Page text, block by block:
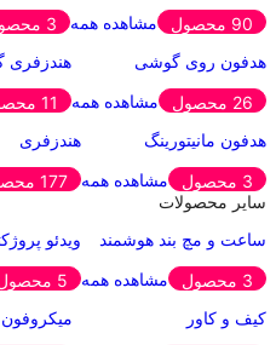
90 محصول
مشاهده همه
3 محصول
هدفون روی گوشی
26 محصول
مشاهده همه
هندزفری
11 محصول
هدفون مانیتورینگ
3 محصول
مشاهده همه
هندزفری
177 محصول
سایر محصولات
ساعت و مچ بند هوشمند
3 محصول
مشاهده همه
ویدئو
5 محصول
کیف و کاور
میکروفون